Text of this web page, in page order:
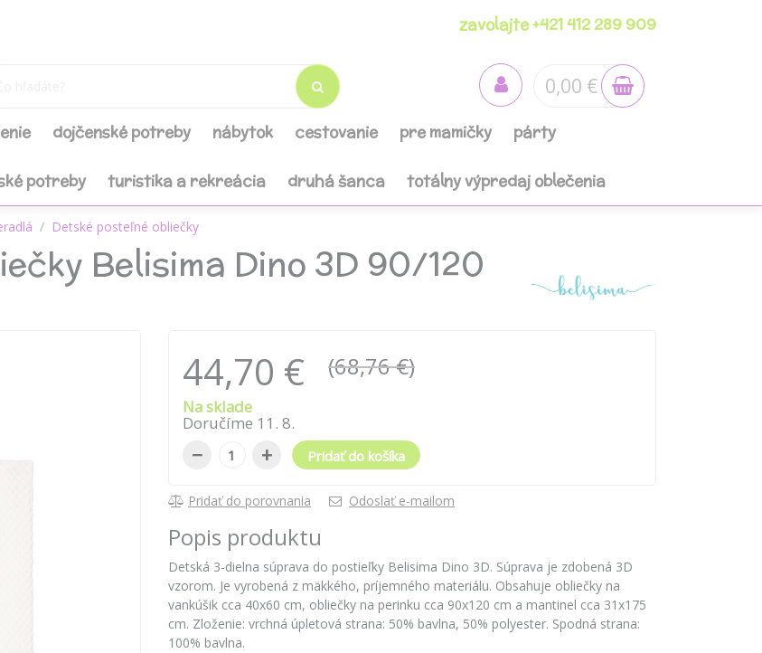
zavolajte +421 412 289 909
0,00 €
dojčenské potreby nábytok cestovanie pre mamičky párty
potreby turistika a rekreácia druhá šanca totálny výpredaj oblečenia
Detské posteľné obliečky
Belisima Dino 3D 90/120
44,70 € (68,76 €)
Na sklade
Doručíme 11 . 8.
− + Pridať do košíka
Pridať do porovnania Odoslať e-mailom
Popis produktu
Detská 3-dielna súprava do postieľky Belisima Dino 3D. Súprava je zdobená 3D
vzorom. Je vyrobená z mäkkého, príjemného materiálu. Obsahuje obliečky na
vankúšik cca 40x60 cm, obliečky na perinku cca 90x120 cm a mantinel cca 31x175
cm. Zloženie: vrchná úpletová strana: 50% bavlna, 50% polyester. Spodná strana:
100% bavlna.